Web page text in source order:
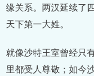
缘关系。两汉延续了
天下第一大姓。
就像沙特王室曾经只
里都受人尊敬；如今